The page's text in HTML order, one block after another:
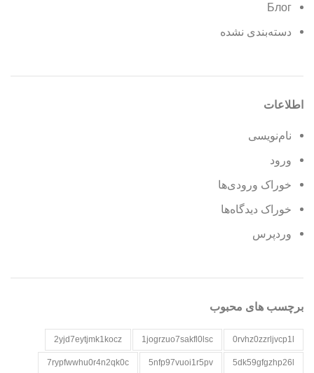
Блог
دسته‌بندی نشده
اطلاعات
نام‌نویسی
ورود
خوراک ورودی‌ها
خوراک دیدگاه‌ها
وردپرس
برچسب های محبوب
0rvhz0zzrljvcp1l
1jogrzuo7sakfl0lsc
2yjd7eytjmk1kocz
5dk59gfgzhp26l
5nfp97vuoi1r5pv
7rypfwwhu0r4n2qk0c